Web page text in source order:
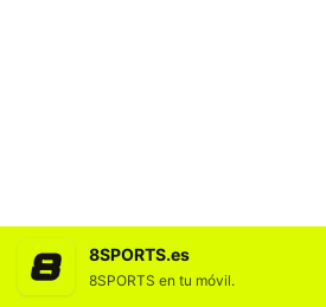
8SPORTS.es
8SPORTS en tu móvil.